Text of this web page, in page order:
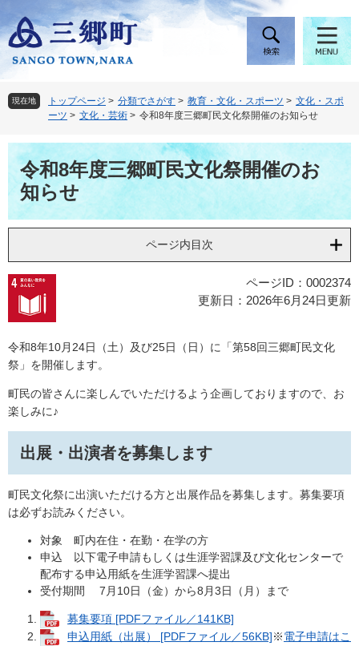
ー
ジ
頭
で
。
ニ
ュ
飛
ば
て
へ
現在地 トップページ > 分類でさがす > 教育・文化・スポーツ > 文化・スポ
ーツ > 文化・芸術 > 令和8年度三郷町民文化祭開催のお知らせ
令和8年度三郷町民文化祭開催のお
知らせ
ページ内目次
ページID：0002374
更新日：2026年6月24日更新
令和8年10月24日（土）及び25日（日）に「第58回三郷町民文化
祭」を開催します。
町民の皆さんに楽しんでいただけるよう企画しておりますので、お
楽しみに♪
出展・出演者を募集します
町民文化祭に出演いただける方と出展作品を募集します。募集要項
は必ずお読みください。
対象 町内在住・在勤・在学の方
申込 以下電子申請もしくは生涯学習課及び文化センターで
配布する申込用紙を生涯学習課へ提出
受付期間 7月10日（金）から8月3日（月）まで
募集要項 [PDFファイル／141KB]
申込用紙（出展） [PDFファイル／56KB]※電子申請はこ